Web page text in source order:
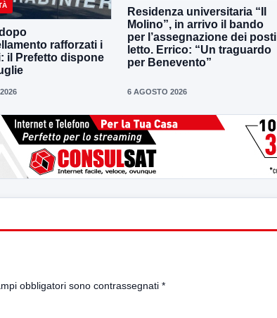
rafforzati i
il Prefetto dispone
Residenza universitaria “Il
Molino”, in arrivo il bando
per l’assegnazione dei posti
letto. Errico: “Un traguardo
per Benevento”
6 AGOSTO 2026
obbligatori sono contrassegnati *